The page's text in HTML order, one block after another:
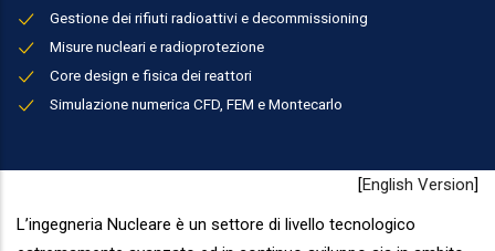
Gestione dei rifiuti radioattivi e decommissioning
Misure nucleari e radioprotezione
Core design e fisica dei reattori
Simulazione numerica CFD, FEM e Montecarlo
[English Version]
L’ingegneria Nucleare è un settore di livello tecnologico